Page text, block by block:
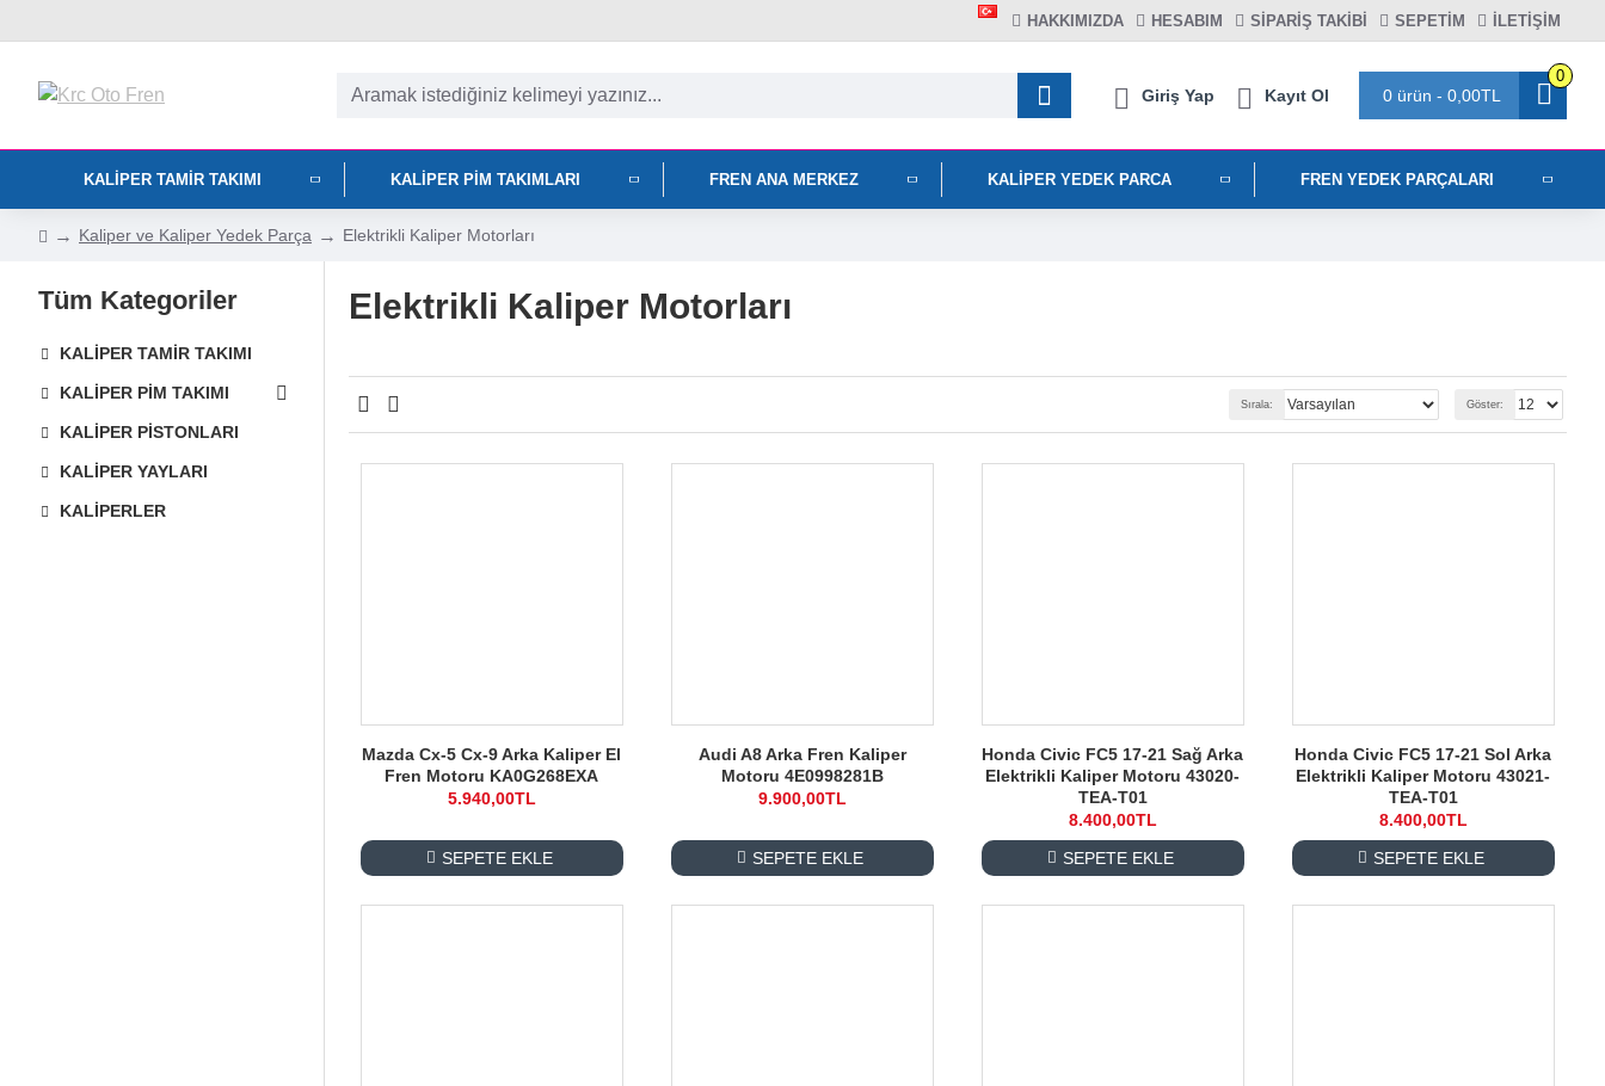
HAKKIMIZDA HESABIM SIPARIŞ TAKIBI SEPETIM İLETİŞİM
Giriş Yap Kayıt Ol 0 ürün - 0,00TL
0
KALIPER TAMIR TAKIMI KALIPER PIM TAKIMLARI FREN ANA MERKEZ KALIPER YEDEK PARCA FREN YEDEK PARÇALARI
Kaliper ve Kaliper Yedek Parça Elektrikli Kaliper Motorları
Tüm Kategoriler
KALIPER TAMIR TAKIMI
KALIPER PIM TAKIMI
KALIPER PISTONLARI
KALIPER YAYLARI
KALIPERLER
Elektrikli Kaliper Motorları
Sırala: Göster:
Mazda Cx-5 Cx-9 Arka Kaliper El
Fren Motoru KA0G268EXA
5.940,00TL
SEPETE EKLE
Audi A8 Arka Fren Kaliper
Motoru 4E0998281B
9.900,00TL
SEPETE EKLE
Honda Civic FC5 17-21 Sağ Arka
Elektrikli Kaliper Motoru 43020-
TEA-T01
8.400,00TL
SEPETE EKLE
Honda Civic FC5 17-21 Sol Arka
Elektrikli Kaliper Motoru 43021-
TEA-T01
8.400,00TL
SEPETE EKLE